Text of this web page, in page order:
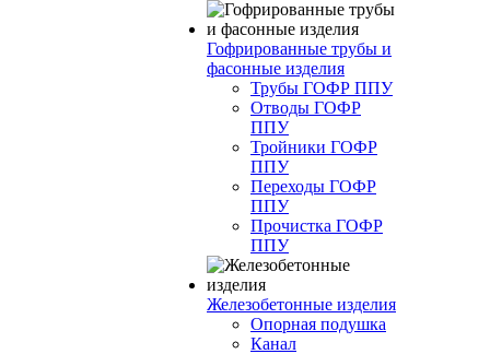
Гофрированные трубы и
фасонные изделия
Трубы ГОФР ППУ
Отводы ГОФР
ППУ
Тройники ГОФР
ППУ
Переходы ГОФР
ППУ
Прочистка ГОФР
ППУ
Железобетонные изделия
Опорная подушка
Канал